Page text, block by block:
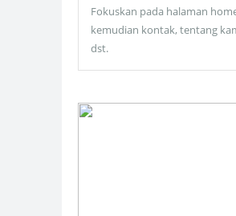
Fokuskan pada halaman
kemudian kontak, tentang
dst.